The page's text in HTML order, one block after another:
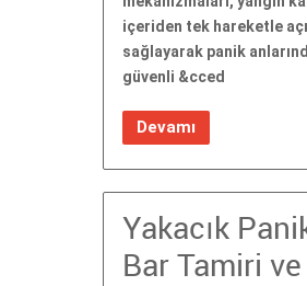
içeriden tek hareketle
sağlayarak panik
güvenli &cced
Devamı
Yakacık
Bar Tamiri ve